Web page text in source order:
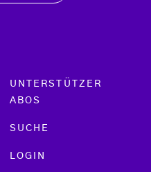
UNTERSTÜTZER
ABOS
SUCHE
LOGIN